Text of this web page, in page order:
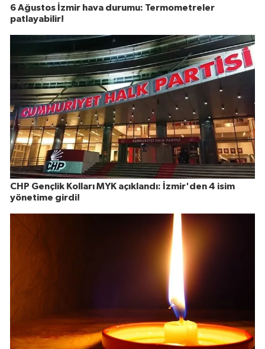
6 Ağustos İzmir hava durumu: Termometreler
patlayabilir!
CHP Gençlik Kolları MYK açıklandı: İzmir'den 4 isim
yönetime girdi!